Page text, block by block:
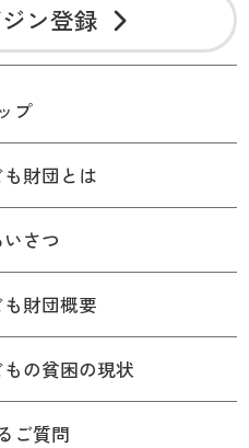
ン登録
プ
財団とは
さつ
財団概要
の貧困の現状
ご質問